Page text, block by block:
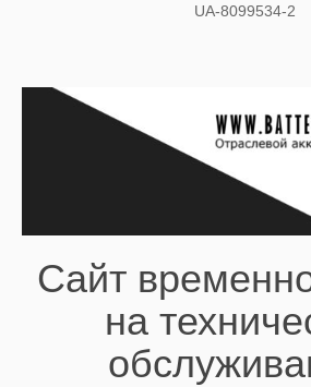
UA-8099534-2
Сайт
на